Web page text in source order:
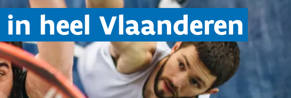
heel Vlaanderen